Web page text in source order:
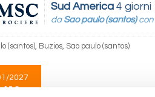
Sud America 4 giorni
da Sao paulo (santos)con
(santos), Buzios, Sao paulo (santos)
2027